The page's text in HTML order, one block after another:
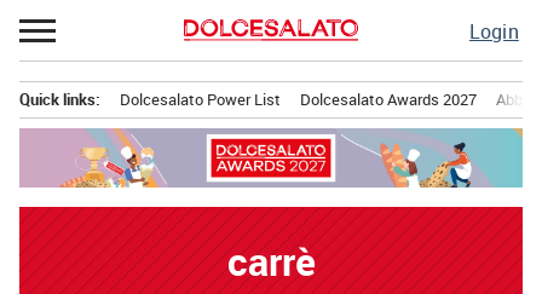
Passa
al
Login
principale
Quick links: Dolcesalato Power List Dolcesalato Awards 2027
carrè